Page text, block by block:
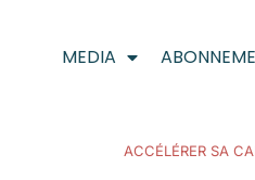
MEDIA
ACCÉLÉRER SA